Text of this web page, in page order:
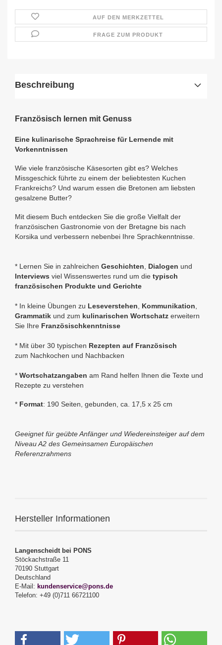
AUF DEN MERKZETTEL
FRAGE ZUM PRODUKT
Beschreibung
Französisch lernen mit Genuss
Eine kulinarische Sprachreise für Lernende mit
Vorkenntnissen
Wie viele französische Käsesorten gibt es? Welches
Missgeschick führte zu einem der beliebtesten Kuchen
Frankreichs? Und warum essen die Bretonen am liebsten
gesalzene Butter?
Mit diesem Buch entdecken Sie die große Vielfalt der
französischen Gastronomie von der Bretagne bis nach
Korsika und verbessern nebenbei Ihre Sprachkenntnisse.
* Lernen Sie in zahlreichen Geschichten Dialogen und
Interviews viel Wissenswertes rund um die typisch
französischen Produkte und Gerichte
* In kleine Übungen zu Leseverstehen Kommunikation
Grammatik und zum kulinarischen Wortschatz erweitern
Sie Ihre Französischkenntnisse
* Mit über 30 typischen Rezepten auf Französisch
zum Nachkochen und Nachbacken
* Wortschatzangaben am Rand helfen Ihnen die Texte und
Rezepte zu verstehen
* Format: 190 Seiten, gebunden, ca. 17,5 x 25 cm
Geeignet für geübte Anfänger und Wiedereinsteiger auf dem
Niveau A2 des Gemeinsamen Europäischen
Referenzrahmens
Hersteller Informationen
Langenscheidt bei PONS
Stöckachstraße 11
70190 Stuttgart
Deutschland
E-Mail: kundenservice@pons.de
Telefon: +49 (0)711 66721100